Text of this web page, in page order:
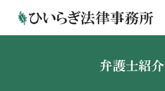
弁護士紹介